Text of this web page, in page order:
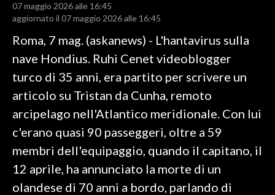
RISULTATI E CLASSIFICHE
CALCIO REGIONALE
BASKET
VOLLEY
MOTORI
TENNIS
ALTRI SPORT
CULTURA
07 maggio 2026 alle 16:45
aggiornato il 07 maggio 2026 alle 16:45
Roma, 7 mag. (askanews) - L'hantavirus sulla
nave Hondius. Ruhi Cenet videoblogger
turco di 35 anni, era partito per scrivere un
articolo su Tristan da Cunha, remoto
arcipelago nell'Atlantico meridionale. Con lui
c'erano quasi 90 passeggeri, oltre a 59
membri dell'equipaggio, quando il capitano, il
12 aprile, ha annunciato la morte di un
olandese di 70 anni a bordo, parlando di